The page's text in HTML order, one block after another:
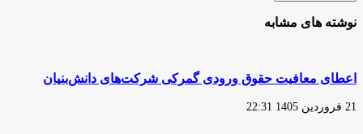
نوشته های مشابه
اعطای معافیت حقوق ورودی گمرکی شرکت‌های دانش‌بنیان
21 فروردین 1405 22:31